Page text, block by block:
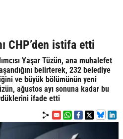
CHP’den istifa etti
Yaşar Tüzün, ana muhalefet
belirterek, 232 belediye
ve büyük bölümünün yeni
ağustos ayı sonuna kadar bu
ifade etti